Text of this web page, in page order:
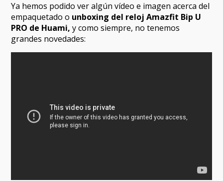
Ya hemos podido ver algún vídeo e imagen acerca del
empaquetado o unboxing del reloj Amazfit Bip U
PRO de Huami, y como siempre, no tenemos
grandes novedades: